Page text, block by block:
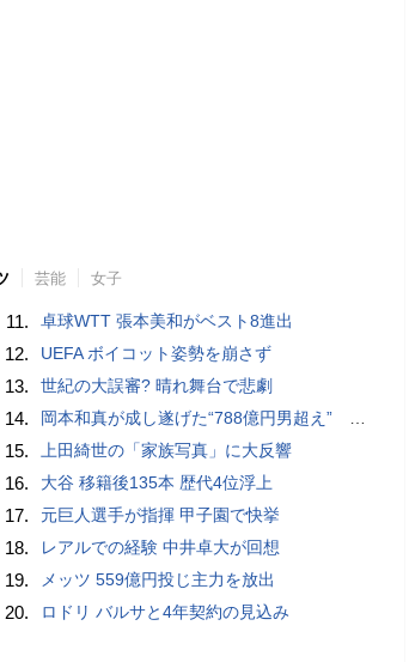
芸能 女子
11. 卓球WTT 張本美和がベスト8進出
12. UEFA ボイコット姿勢を崩さず
13. 世紀の大誤審? 晴れ舞台で悲劇
14. 岡本和真が成し遂げた“788億円男超え” いつのまにか「3位」…見据える球団記録更新
15. 上田綺世の「家族写真」に大反響
16. 大谷 移籍後135本 歴代4位浮上
17. 元巨人選手が指揮 甲子園で快挙
18. レアルでの経験 中井卓大が回想
19. メッツ 559億円投じ主力を放出
20. ロドリ バルサと4年契約の見込み